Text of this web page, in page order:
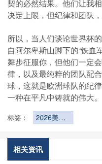
契的必然结果。他们让我
决定上限，但纪律和团队
所以，当人们谈论世界杯
自阿尔卑斯山脚下的“铁血
舞步征服你，但他们一定
律，以及最纯粹的团队配
球，这就是欧洲球队的纪
一种在平凡中铸就的伟大。
标签：
2026美加
幕战：赛后
发布会五大
悬念直击
相关资讯